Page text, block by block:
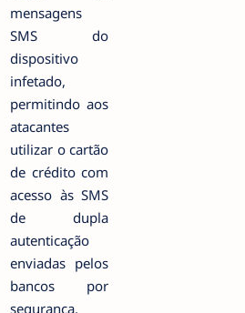
mensagens
SMS do
dispositivo
infetado,
permitindo aos
atacantes
utilizar o cartão
de crédito com
acesso às SMS
de dupla
autenticação
enviadas pelos
bancos por
segurança.